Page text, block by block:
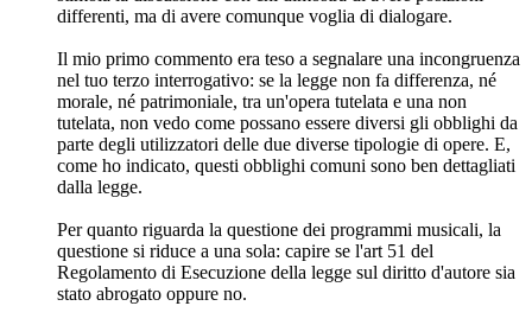
differenti, ma di avere comunque voglia di dialogare.
Il mio primo commento era teso a segnalare una incongruenza
nel tuo terzo interrogativo: se la legge non fa differenza, né
morale, né patrimoniale, tra un'opera tutelata e una non
tutelata, non vedo come possano essere diversi gli obblighi da
parte degli utilizzatori delle due diverse tipologie di opere. E,
come ho indicato, questi obblighi comuni sono ben dettagliati
dalla legge.
Per quanto riguarda la questione dei programmi musicali, la
questione si riduce a una sola: capire se l'art 51 del
Regolamento di Esecuzione della legge sul diritto d'autore sia
stato abrogato oppure no.